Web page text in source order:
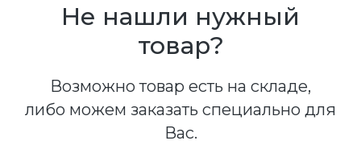
Не нашли нужный
товар?
Возможно товар есть на складе,
либо можем заказать специально для
Вас.